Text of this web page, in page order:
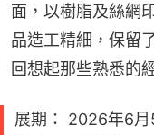
面，以樹脂及絲網
品造工精細，保留
回想起那些熟悉的
展期： 2026年6月